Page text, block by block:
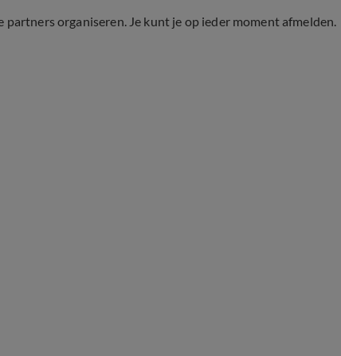
organiseren. Je kunt je op ieder moment afmelden.